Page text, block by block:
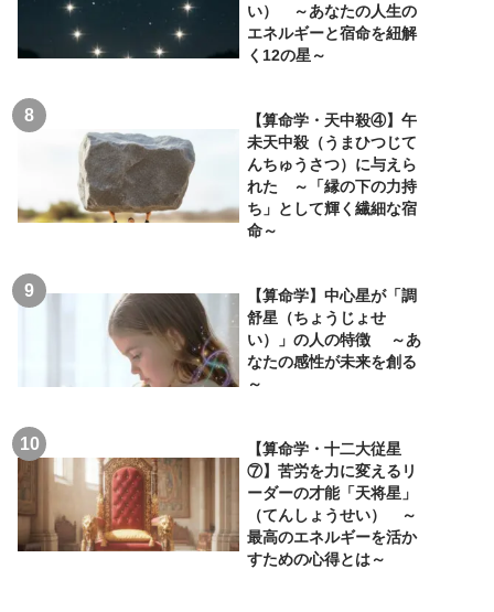
い） ～あなたの人生の
エネルギーと宿命を紐解
く12の星～
【算命学・天中殺④】午
未天中殺（うまひつじて
んちゅうさつ）に与えら
れた ～「縁の下の力持
ち」として輝く繊細な宿
命～
【算命学】中心星が「調
舒星（ちょうじょせ
い）」の人の特徴 ～あ
なたの感性が未来を創る
～
【算命学・十二大従星
⑦】苦労を力に変えるリ
ーダーの才能「天将星」
（てんしょうせい） ～
最高のエネルギーを活か
すための心得とは～